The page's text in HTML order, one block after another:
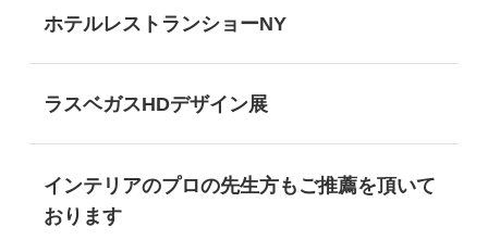
ホテルレストランショーNY
ラスベガスHDデザイン展
インテリアのプロの先生方もご推薦を頂いて
おります